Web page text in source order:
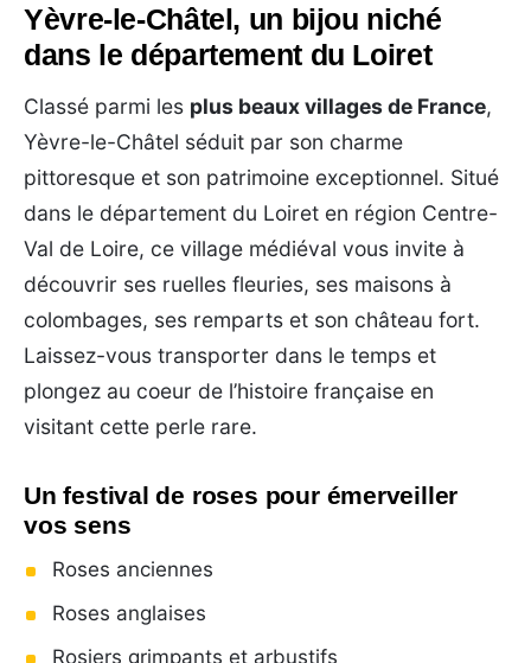
Yèvre-le-Châtel, un bijou niché
dans le département du Loiret
Classé parmi les plus beaux villages de France,
Yèvre-le-Châtel séduit par son charme
pittoresque et son patrimoine exceptionnel. Situé
dans le département du Loiret en région Centre-
Val de Loire, ce village médiéval vous invite à
découvrir ses ruelles fleuries, ses maisons à
colombages, ses remparts et son château fort.
Laissez-vous transporter dans le temps et
plongez au coeur de l’histoire française en
visitant cette perle rare.
Un festival de roses pour émerveiller
vos sens
Roses anciennes
Roses anglaises
Rosiers grimpants et arbustifs